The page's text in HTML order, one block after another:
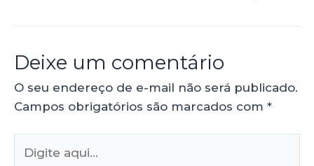
Deixe um comentário
O seu endereço de e-mail não será publicado.
Campos obrigatórios são marcados com *